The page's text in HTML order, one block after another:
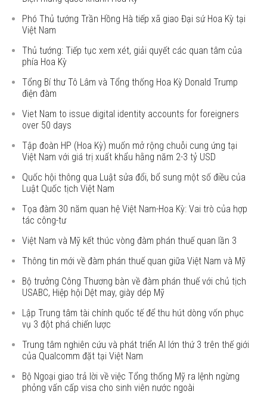
Phó Thủ tướng Trần Hồng Hà tiếp xã giao Đại sứ Hoa Kỳ tại
Việt Nam
Thủ tướng: Tiếp tục xem xét, giải quyết các quan tâm của
phía Hoa Kỳ
Tổng Bí thư Tô Lâm và Tổng thống Hoa Kỳ Donald Trump
điện đàm
Viet Nam to issue digital identity accounts for foreigners
over 50 days
Tập đoàn HP (Hoa Kỳ) muốn mở rộng chuỗi cung ứng tại
Việt Nam với giá trị xuất khẩu hằng năm 2-3 tỷ USD
Quốc hội thông qua Luật sửa đổi, bổ sung một số điều của
Luật Quốc tịch Việt Nam
Tọa đàm 30 năm quan hệ Việt Nam-Hoa Kỳ: Vai trò của hợp
tác công-tư
Việt Nam và Mỹ kết thúc vòng đàm phán thuế quan lần 3
Thông tin mới về đàm phán thuế quan giữa Việt Nam và Mỹ
Bộ trưởng Công Thương bàn về đàm phán thuế với chủ tịch
USABC, Hiệp hội Dệt may, giày dép Mỹ
Lập Trung tâm tài chính quốc tế để thu hút dòng vốn phục
vụ 3 đột phá chiến lược
Trung tâm nghiên cứu và phát triển AI lớn thứ 3 trên thế giới
của Qualcomm đặt tại Việt Nam
Bộ Ngoại giao trả lời về việc Tổng thống Mỹ ra lệnh ngừng
phỏng vấn cấp visa cho sinh viên nước ngoài